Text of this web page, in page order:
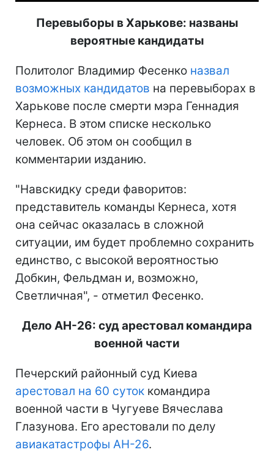
Перевыборы в Харькове: названы
вероятные кандидаты
Политолог Владимир Фесенко назвал
возможных кандидатов на перевыборах в
Харькове после смерти мэра Геннадия
Кернеса. В этом списке несколько
человек. Об этом он сообщил в
комментарии изданию.
"Навскидку среди фаворитов:
представитель команды Кернеса, хотя
она сейчас оказалась в сложной
ситуации, им будет проблемно сохранить
единство, с высокой вероятностью
Добкин, Фельдман и, возможно,
Светличная", - отметил Фесенко.
Дело АН-26: суд арестовал командира
военной части
Печерский районный суд Киева
арестовал на 60 суток командира
военной части в Чугуеве Вячеслава
Глазунова. Его арестовали по делу
авиакатастрофы АН-26.